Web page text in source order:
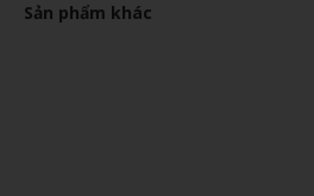
Sản phẩm khác